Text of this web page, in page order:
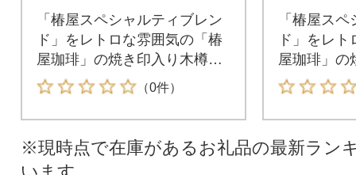
「椿屋スペシャルティブレン
ド」をレトロな雰囲気の「椿
屋珈琲」の焼き印入り木樽に
詰めました。バランスのいい
味わいとクリアな後味がどな
たにも愛される椿屋珈琲の看
板ブレンドです。
（0件）
「椿屋ス
ド」をレ
屋珈琲」の
詰めました
味わいとク
たにも愛さ
板ブレンド
※現時点で在庫があるお礼品の最新ラン